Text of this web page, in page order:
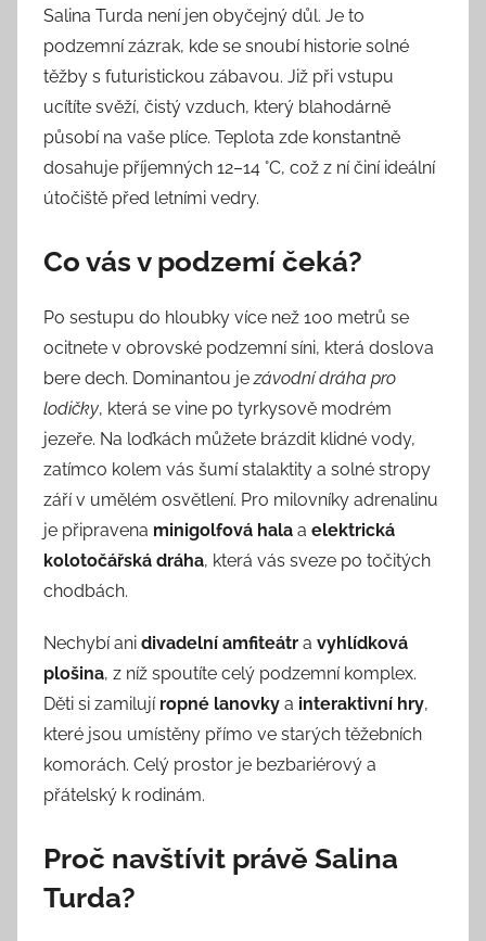
Salina Turda není jen obyčejný důl. Je to
podzemní zázrak, kde se snoubí historie solné
těžby s futuristickou zábavou. Již při vstupu
ucítíte svěží, čistý vzduch, který blahodárně
působí na vaše plíce. Teplota zde konstantně
dosahuje příjemných 12–14 °C, což z ní činí ideální
útočiště před letními vedry.
Co vás v podzemí čeká?
Po sestupu do hloubky více než 100 metrů se
ocitnete v obrovské podzemní síni, která doslova
bere dech. Dominantou je závodní dráha pro
lodičky, která se vine po tyrkysově modrém
jezeře. Na loďkách můžete brázdit klidné vody,
zatímco kolem vás šumí stalaktity a solné stropy
září v umělém osvětlení. Pro milovníky adrenalinu
je připravena minigolfová hala a elektrická
kolotočářská dráha, která vás sveze po točitých
chodbách.
Nechybí ani divadelní amfiteátr a vyhlídková
plošina, z níž spoutíte celý podzemní komplex.
Děti si zamilují ropné lanovky a interaktivní hry,
které jsou umístěny přímo ve starých těžebních
komorách. Celý prostor je bezbariérový a
přátelský k rodinám.
Proč navštívit právě Salina
Turda?